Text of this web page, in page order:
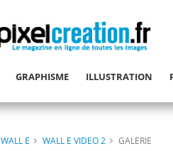
GRAPHISME ILLUSTRATION
WALL E WALL E VIDEO 2 GALERIE